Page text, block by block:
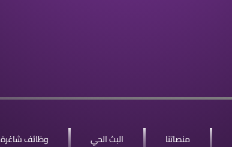
منصاتنا البث الحي وظائف شاغرة